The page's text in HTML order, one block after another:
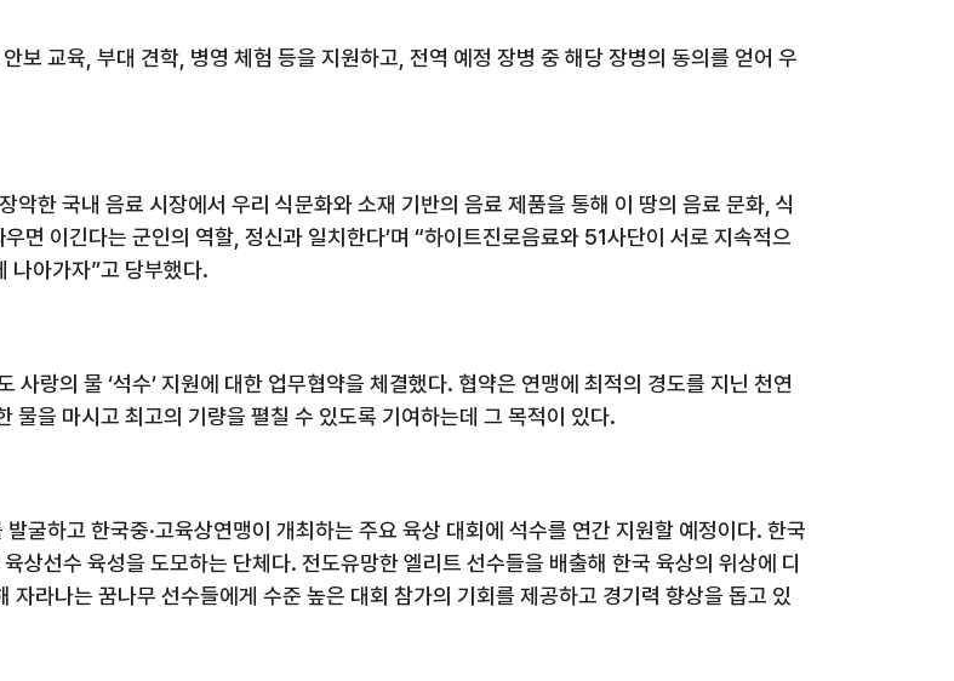
보 교육 부대 견학 병영 체험 등을 지원하고 전역 예정 장병 중 해당 장병의 동의를 얻어 우
악한 국내 음료 시장에서 우리 식문화와 소재 기반의 음료 제품을 통해 이 땅의 음료 문화 식
우면 이긴다는 군인의 역할 정신과 일치한다’며 “하이트진로음료와 51사단이 서로 지속적으
나아가자”고 당부했다.
사랑의 물 ‘석수’ 지원에 대한 업무협약을 체결했다. 협약은 연맹에 최적의 경도를 지닌 천연
물을 마시고 최고의 기량을 펼칠 수 있도록 기여하는데 그 목적이 있다.
굴하고 한국중·고육상연맹이 개최하는 주요 육상 대회에 석수를 연간 지원할 예정이다. 한국
상선수 육성을 도모하는 단체다. 전도유망한 엘리트 선수들을 배출해 한국 육상의 위상에 디
자라나는 꿈나무 선수들에게 수준 높은 대회 참가의 기회를 제공하고 경기력 향상을 돕고 있